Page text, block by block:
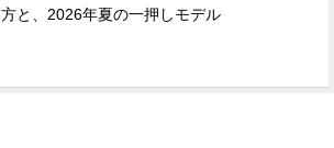
方と、2026年夏の一押しモデル